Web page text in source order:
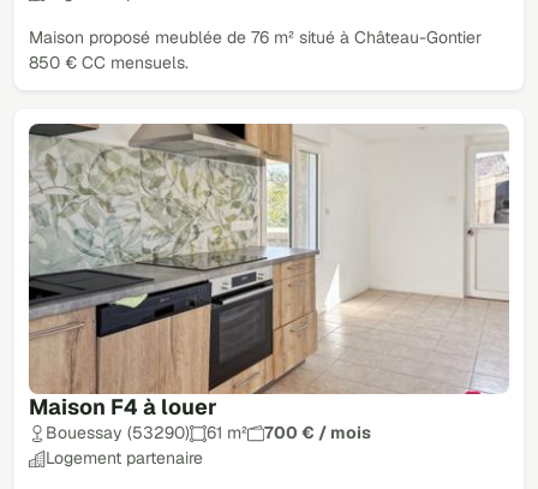
Maison proposé meublée de 76 m² situé à Château-Gontier
850 € CC mensuels.
Maison F4 à louer
Bouessay (53290) 61 m²
700 € / mois
Logement partenaire